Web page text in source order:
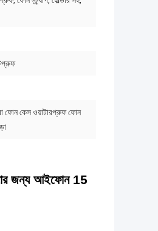
কেস ওয়াটারপ্রুফ ফোন
জন্য আইফোন 15